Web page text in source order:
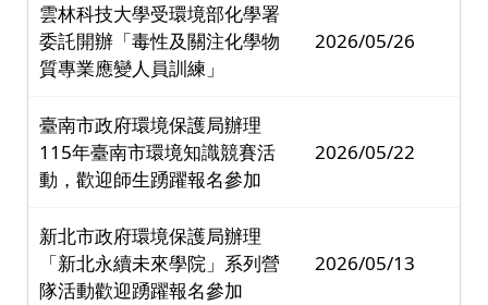
雲林科技大學受環境部化學署
委託開辦「毒性及關注化學物
質專業應變人員訓練」
2026/05/26
臺南市政府環境保護局辦理
115年臺南市環境知識競賽活
動，歡迎師生踴躍報名參加
2026/05/22
新北市政府環境保護局辦理
「新北永續未來學院」系列營
隊活動歡迎踴躍報名參加
2026/05/13